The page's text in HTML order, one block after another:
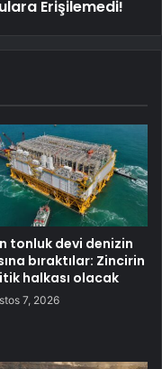
Erişilemedi!
tonluk devi denizin
bıraktılar: Zincirin
halkası olacak
7, 2026